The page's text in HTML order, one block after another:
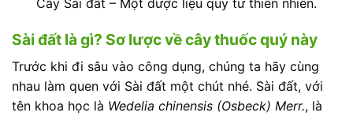
Cây Sài đất – Một dược liệu quý từ thiên nhiên.
Sài đất là gì? Sơ lược về cây thuốc quý này
Trước khi đi sâu vào công dụng, chúng ta hãy cùng
nhau làm quen với Sài đất một chút nhé. Sài đất, với
tên khoa học là Wedelia chinensis (Osbeck) Merr., là